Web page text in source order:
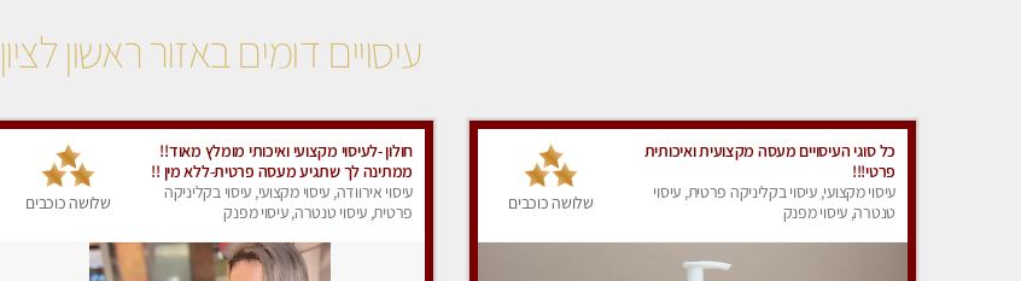
עיסויים דומים באזור ראשון לציון
כל סוגי העיסויים מעסה מקצועית ואיכותית
פרטי!!!
עיסוי מקצועי, עיסוי בקליניקה פרטית, עיסוי
טנטרה, עיסוי מפנק
שלושה כוכבים
חולון -לעיסוי מקצועי ואיכותי מומלץ מאוד!!
ממתינה לך שתגיע מעסה פרטית-ללא מין !!
עיסוי אירוודה, עיסוי מקצועי, עיסוי בקליניקה
פרטית, עיסוי טנטרה, עיסוי מפנק
שלושה כוכבים